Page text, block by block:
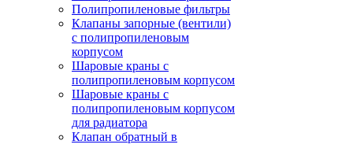
Полипропиленовые фильтры
Клапаны запорные (вентили)
с полипропиленовым
корпусом
Шаровые краны с
полипропиленовым корпусом
Шаровые краны с
полипропиленовым корпусом
для радиатора
Клапан обратный в